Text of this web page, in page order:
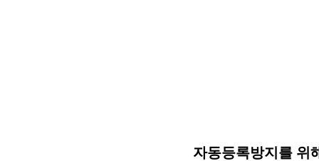
자동등록방지를 위